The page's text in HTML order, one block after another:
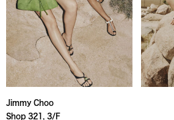
Jimmy Choo
Shop 321, 3/F